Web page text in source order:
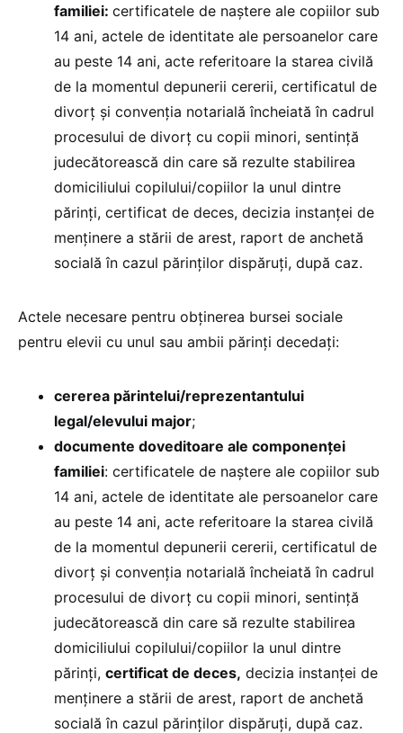
familiei: certificatele de naștere ale copiilor sub
14 ani, actele de identitate ale persoanelor care
au peste 14 ani, acte referitoare la starea civilă
de la momentul depunerii cererii, certificatul de
divorț și convenția notarială încheiată în cadrul
procesului de divorț cu copii minori, sentință
judecătorească din care să rezulte stabilirea
domiciliului copilului/copiilor la unul dintre
părinți, certificat de deces, decizia instanței de
menținere a stării de arest, raport de anchetă
socială în cazul părinților dispăruți, după caz.
Actele necesare pentru obținerea bursei sociale
pentru elevii cu unul sau ambii părinți decedați:
cererea părintelui/reprezentantului
legal/elevului major;
documente doveditoare ale componenței
familiei: certificatele de naștere ale copiilor sub
14 ani, actele de identitate ale persoanelor care
au peste 14 ani, acte referitoare la starea civilă
de la momentul depunerii cererii, certificatul de
divorț și convenția notarială încheiată în cadrul
procesului de divorț cu copii minori, sentință
judecătorească din care să rezulte stabilirea
domiciliului copilului/copiilor la unul dintre
părinți, certificat de deces, decizia instanței de
menținere a stării de arest, raport de anchetă
socială în cazul părinților dispăruți, după caz.